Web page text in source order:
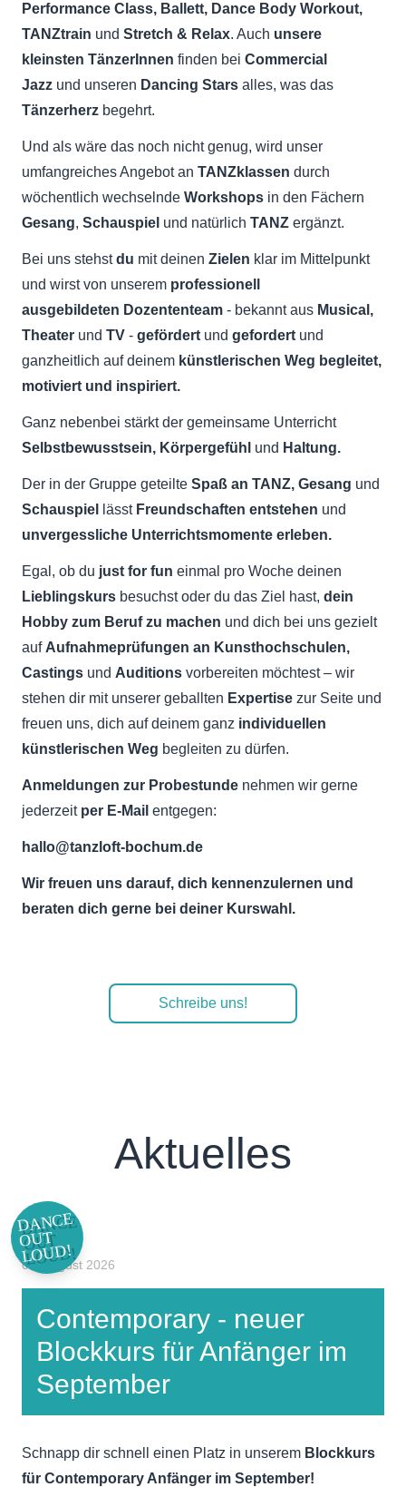
Performance Class, Ballett, Dance Body Workout,
TANZtrain und Stretch & Relax. Auch unsere
kleinsten TänzerInnen finden bei Commercial
Jazz und unseren Dancing Stars alles, was das
Tänzerherz begehrt.
Und als wäre das noch nicht genug, wird unser
umfangreiches Angebot an TANZklassen durch
wöchentlich wechselnde Workshops in den Fächern
Gesang, Schauspiel und natürlich TANZ ergänzt.
Bei uns stehstdu mit deinen Zielen klar im Mittelpunkt
und wirst von unserem professionell
ausgebildeten Dozententeam - bekannt aus Musical,
Theater und TV - gefördert und gefordert und
ganzheitlich auf deinem künstlerischen Weg begleitet,
motiviert und inspiriert.
Ganz nebenbei stärkt der gemeinsame Unterricht
Selbstbewusstsein, Körpergefühl und Haltung.
Der in der Gruppe geteilte Spaß an TANZ, Gesang und
Schauspiel
lässt Freundschaften entstehen und
unvergessliche Unterrichtsmomente erleben.
Egal, ob du just for fun einmal pro Woche deinen
Lieblingskurs besuchst oder du das Ziel hast, dein
Hobby zum Beruf zu machen und dich bei uns gezielt
auf Aufnahmeprüfungen an Kunsthochschulen,
Castings und Auditions vorbereiten möchtest – wir
stehen dir mit unserer geballten Expertise zur Seite und
freuen uns, dich auf deinem ganz individuellen
künstlerischen Weg begleiten zu dürfen.
Anmeldungen zur Probestunde nehmen wir gerne
jederzeit per E-Mail entgegen:
hallo@tanzloft-bochum.de
Wir freuen uns darauf, dich kennenzulernen und
beraten dich gerne bei deiner Kurswahl.
Schreibe uns!
Aktuelles
DANCE
OUT
LOUD!
03. August 2026
Contemporary - neuer
Blockkurs für Anfänger im
September
Schnapp dir schnell einen Platz in unserem Blockkurs
für Contemporary Anfänger im September!